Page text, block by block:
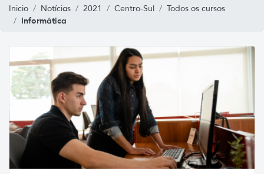
Inicio Notícias 2021 Centro-Sul Todos os cursos
Informática